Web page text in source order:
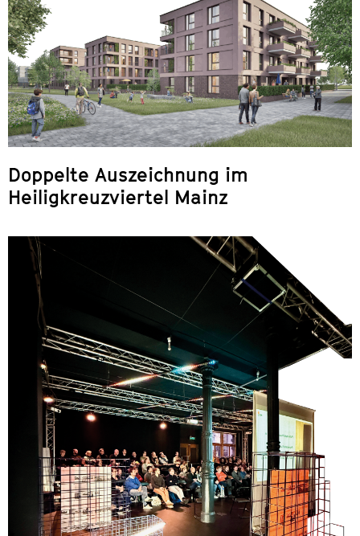
Doppelte Auszeichnung im
Heiligkreuzviertel Mainz